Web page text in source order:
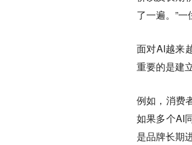
了一遍。”一
面对AI越来
重要的是建
例如，消费
如果多个AI
是品牌长期